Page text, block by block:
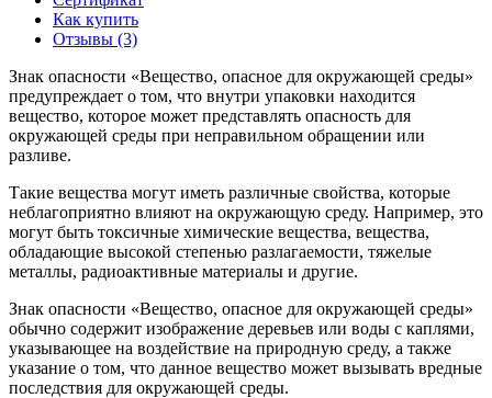
Как купить
Отзывы (3)
Знак опасности «Вещество, опасное для окружающей среды»
предупреждает о том, что внутри упаковки находится
вещество, которое может представлять опасность для
окружающей среды при неправильном обращении или
разливе.
Такие вещества могут иметь различные свойства, которые
неблагоприятно влияют на окружающую среду. Например, это
могут быть токсичные химические вещества, вещества,
обладающие высокой степенью разлагаемости, тяжелые
металлы, радиоактивные материалы и другие.
Знак опасности «Вещество, опасное для окружающей среды»
обычно содержит изображение деревьев или воды с каплями,
указывающее на воздействие на природную среду, а также
указание о том, что данное вещество может вызывать вредные
последствия для окружающей среды.